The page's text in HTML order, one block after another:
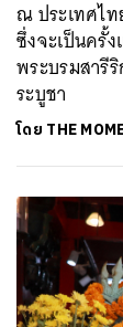
ณ ประเทศไ
ซึ่งจะเป็นครั้
พระบรมสารี
ระบูชา
โดย THE